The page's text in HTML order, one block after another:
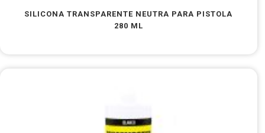
SILICONA TRANSPARENTE NEUTRA PARA PISTOLA
280 ML